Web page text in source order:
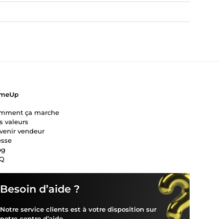
Besoin d’aide ?
Notre service clients est à votre disposition sur
ça marche
valeurs
vendeur